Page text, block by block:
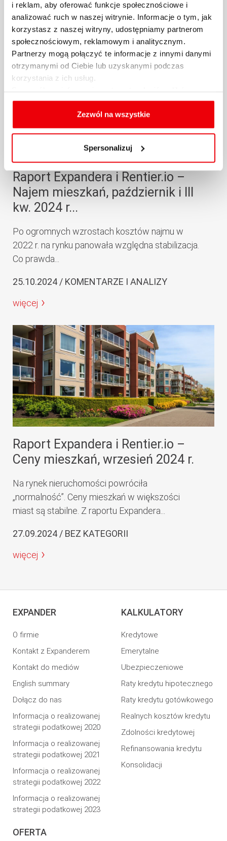
i reklam, aby oferować funkcje społecznościowe i
analizować ruch w naszej witrynie. Informacje o tym, jak
korzystasz z naszej witryny, udostępniamy partnerom
społecznościowym, reklamowym i analitycznym.
Partnerzy mogą połączyć te informacje z innymi danymi
otrzymanymi od Ciebie lub uzyskanymi podczas
korzystania z ich usług.
cookies, celu i sposobu korzystania z nich przez nas
oraz zmiany ustawień plików cookies a także ich
usuwania z przeglądarki internetowej, znajdują się
Zezwól na wszystkie
Spersonalizuj
29.10.2024 / KOMENTARZE I ANALIZY
więcej
Raport Expandera i Rentier.io –
Najem mieszkań, październik i III
kw. 2024 r...
Po ogromnych wzrostach kosztów najmu w
2022 r. na rynku panowała względna stabilizacja.
Co prawda...
25.10.2024 / KOMENTARZE I ANALIZY
więcej
Raport Expandera i Rentier.io –
Ceny mieszkań, wrzesień 2024 r.
Na rynek nieruchomości powróciła
„normalność”. Ceny mieszkań w większości
miast są stabilne. Z raportu Expandera...
27.09.2024 / BEZ KATEGORII
więcej
EXPANDER
O firmie
Kontakt z Expanderem
Kontakt do mediów
English summary
Dołącz do nas
Informacja o realizowanej
strategii podatkowej 2020
Informacja o realizowanej
strategii podatkowej 2021
Informacja o realizowanej
strategii podatkowej 2022
Informacja o realizowanej
strategii podatkowej 2023
OFERTA
KALKULATORY
Kredytowe
Emerytalne
Ubezpieczeniowe
Raty kredytu hipotecznego
Raty kredytu gotówkowego
Realnych kosztów kredytu
Zdolności kredytowej
Refinansowania kredytu
Konsolidacji